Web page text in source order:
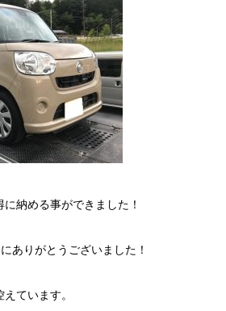
納める事ができました！
ありがとうございました！
ています。